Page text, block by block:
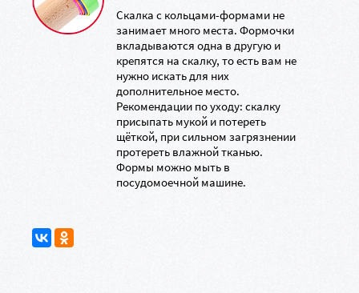
Скалка с кольцами-формами не
занимает много места. Формочки
вкладываются одна в другую и
крепятся на скалку, то есть вам не
нужно искать для них
дополнительное место.
Рекомендации по уходу: скалку
присыпать мукой и потереть
щёткой, при сильном загрязнении
протереть влажной тканью.
Формы можно мыть в
посудомоечной машине.